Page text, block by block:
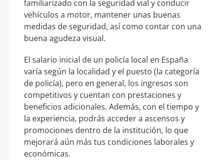
familiarizado con la seguridad vial y conducir
vehículos a motor, mantener unas buenas
medidas de seguridad, así como contar con una
buena agudeza visual.
El salario inicial de un policía local en España
varía según la localidad y el puesto (la categoría
de policía), pero en general, los ingresos son
competitivos y cuentan con prestaciones y
beneficios adicionales. Además, con el tiempo y
la experiencia, podrás acceder a ascensos y
promociones dentro de la institución, lo que
mejorará aún más tus condiciones laborales y
económicas.